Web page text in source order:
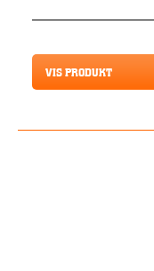
VIS PRODUKT